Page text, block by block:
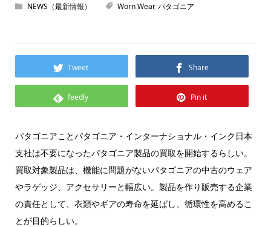
NEWS（最新情報） Worn Wear, パタゴニア
Tweet Share
feedly Pin it
パタゴニアことパタゴニア・インターナショナル・インク日本
支社は不要になったパタゴニア製品の買取を開始するらしい。
買取対象製品は、機能に問題がないパタゴニアの中古のウェア
やラゲッジ、アクセサリーと幅広い。製品を作り販売する企業
の責任として、衣類やギアの寿命を延ばし、循環性を高めるこ
とが目的らしい。